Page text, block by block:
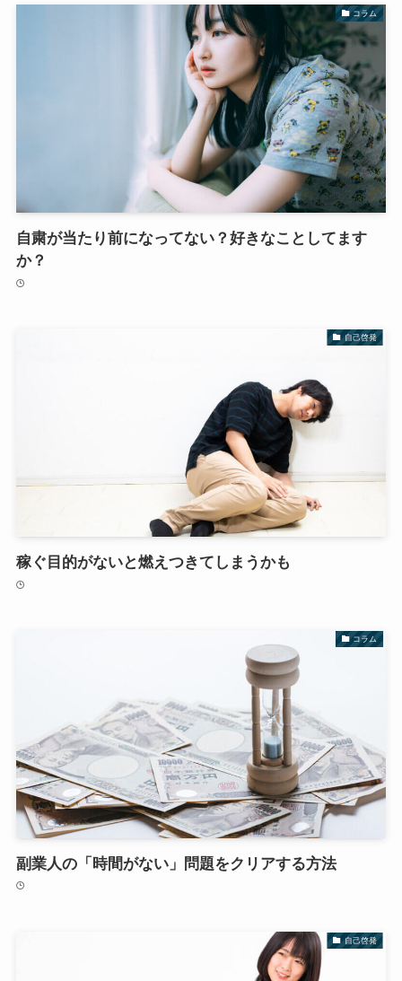
コラム
自粛が当たり前になってない？好きなことしてます
か？
自己啓発
稼ぐ目的がないと燃えつきてしまうかも
コラム
副業人の「時間がない」問題をクリアする方法
自己啓発